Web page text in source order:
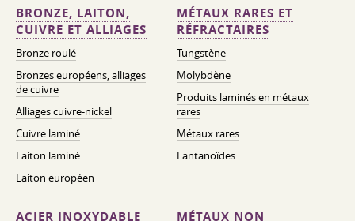
BRONZE, LAITON,
CUIVRE ET ALLIAGES
Bronze roulé
Bronzes européens, alliages
de cuivre
Alliages cuivre-nickel
Cuivre laminé
Laiton laminé
Laiton européen
MÉTAUX RARES ET
RÉFRACTAIRES
Tungstène
Molybdène
Produits laminés en métaux
rares
Métaux rares
Lantanoïdes
ACIER INOXYDABLE
MÉTAUX NON